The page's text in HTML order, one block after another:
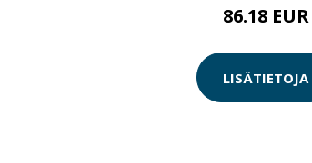
86.18 EUR
LISÄTIETOJA